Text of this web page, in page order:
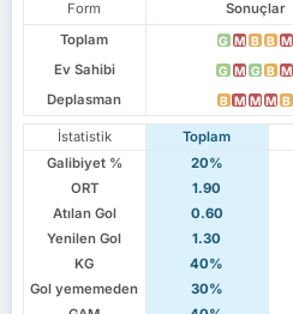
Form Sonuçlar
Toplam
G M B B M
Ev Sahibi G M G B M
Deplasman B M M M B
İstatistik Toplam
Galibiyet %
20%
ORT
1.90
Atılan Gol
0.60
Yenilen Gol
1.30
KG
40%
Gol yememeden
30%